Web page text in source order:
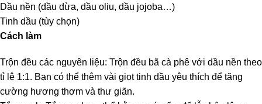
Dầu nền (dầu dừa, dầu oliu, dầu jojoba…)
Tinh dầu (tùy chọn)
Cách làm
Trộn đều các nguyên liệu: Trộn đều bã cà phê với dầu nền theo
tỉ lệ 1:1. Bạn có thể thêm vài giọt tinh dầu yêu thích để tăng
cường hương thơm và thư giãn.